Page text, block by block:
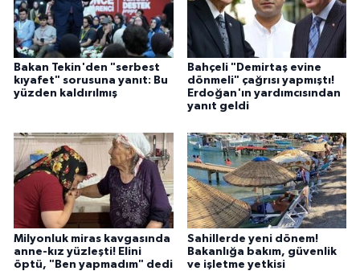
Bakan Tekin'den "serbest
kıyafet" sorusuna yanıt: Bu
yüzden kaldırılmış
Bahçeli "Demirtaş evine
dönmeli" çağrısı yapmıştı!
Erdoğan'ın yardımcısından
yanıt geldi
Milyonluk miras kavgasında
anne-kız yüzleşti! Elini
öptü, "Ben yapmadım" dedi
Sahillerde yeni dönem!
Bakanlığa bakım, güvenlik
ve işletme yetkisi